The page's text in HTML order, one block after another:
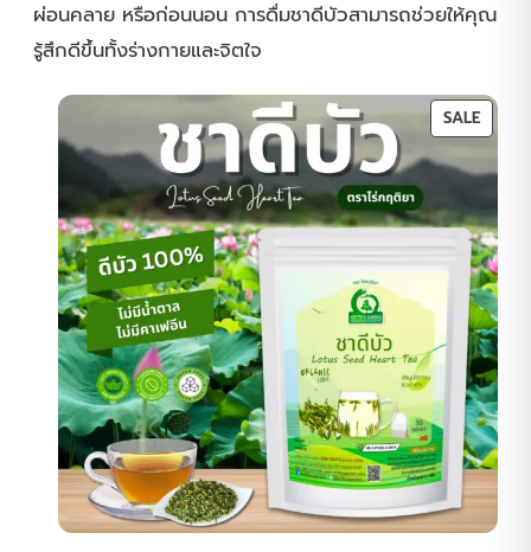
ผ่อนคลาย หรือก่อนนอน การดื่มชาดีบัวสามารถช่วยให้คุณ
รู้สึกดีขึ้นทั้งร่างกายและจิตใจ
SALE
ON
SALE